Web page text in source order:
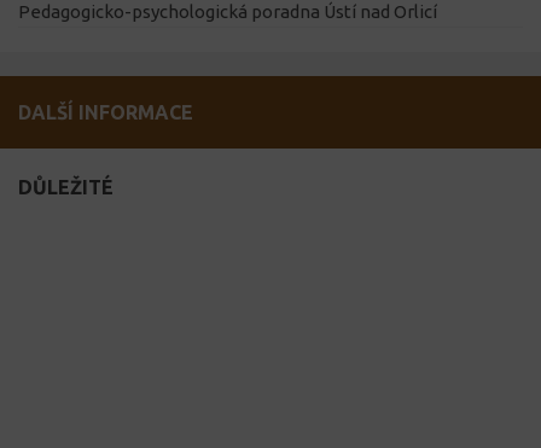
Pedagogicko-psychologická poradna Ústí nad Orlicí
DALŠÍ INFORMACE
DŮLEŽITÉ